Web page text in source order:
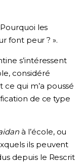
les
font peur ? ».
s’intéressent
considéré
qui m’a poussé
de ce type
à l’école, ou
ils peuvent
depuis le Rescrit